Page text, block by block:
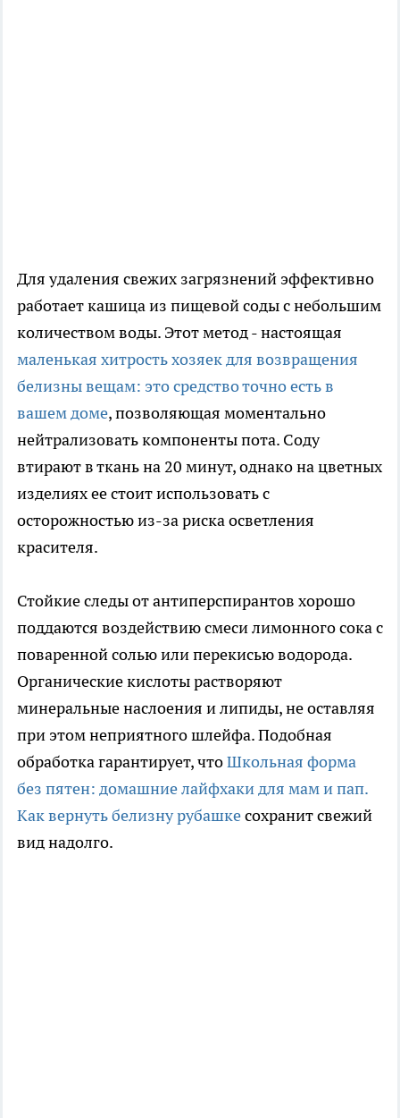
Для удаления свежих загрязнений эффективно
работает кашица из пищевой соды с небольшим
количеством воды. Этот метод - настоящая
маленькая хитрость хозяек для возвращения
белизны вещам: это средство точно есть в
вашем доме, позволяющая моментально
нейтрализовать компоненты пота. Соду
втирают в ткань на 20 минут, однако на цветных
изделиях ее стоит использовать с
осторожностью из-за риска осветления
красителя.
Стойкие следы от антиперспирантов хорошо
поддаются воздействию смеси лимонного сока с
поваренной солью или перекисью водорода.
Органические кислоты растворяют
минеральные наслоения и липиды, не оставляя
при этом неприятного шлейфа. Подобная
обработка гарантирует, чтоШкольная форма
без пятен: домашние лайфхаки для мам и пап.
Как вернуть белизну рубашкесохранит свежий
вид надолго.